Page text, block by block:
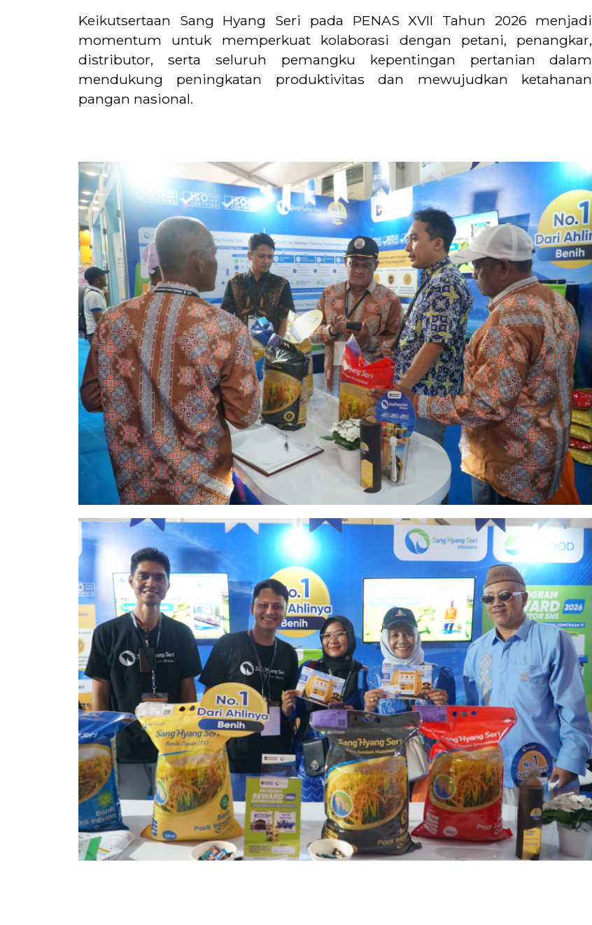
Keikutsertaan Sang Hyang Seri pada PENAS XVII Tahun 2026 menjadi
momentum untuk memperkuat kolaborasi dengan petani, penangkar,
distributor, serta seluruh pemangku kepentingan pertanian dalam
mendukung peningkatan produktivitas dan mewujudkan ketahanan
pangan nasional.